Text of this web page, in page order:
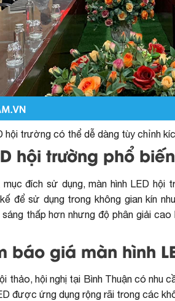
hội trường có thể dễ dàng tùy chỉnh
hội trường phổ biến
đích sử dụng, màn hình LED hội
để sử dụng trong không gian kín
thấp hơn nhưng độ phân giải
báo giá màn hình
thảo, hội nghị tại Bình Thuận có nhu
được ứng dụng rộng rãi trong các